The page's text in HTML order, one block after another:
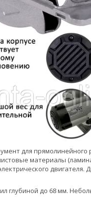
для
материалы
глубиной до 68 мм.